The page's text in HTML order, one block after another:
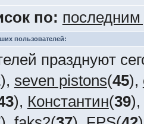
по:
пользователей:
празднуют
), seven pistons(45),
), Константин(39),